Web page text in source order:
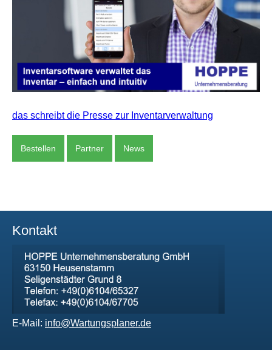
das schreibt die Presse zur Inventarverwaltung
Bestellen Partner News
Kontakt
E-Mail: info@Wartungsplaner.de